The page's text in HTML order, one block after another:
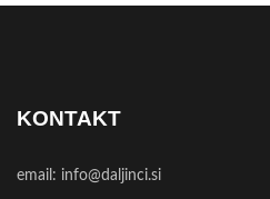
KONTAKT
email: info@daljinci.si